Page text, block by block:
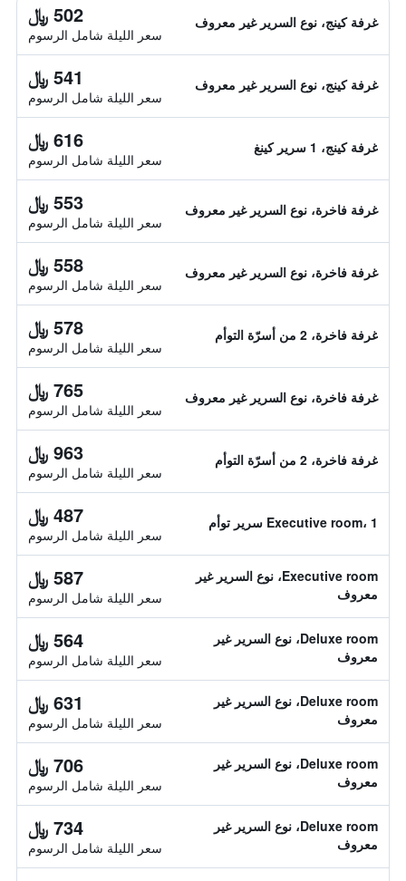
غرفة كينج، نوع السرير غير معروف 502 ﷼
سعر الليلة شامل الرسوم
غرفة كينج، نوع السرير غير معروف 541 ﷼
سعر الليلة شامل الرسوم
غرفة كينج، 1 سرير كينغ 616 ﷼
سعر الليلة شامل الرسوم
غرفة فاخرة، نوع السرير غير معروف 553 ﷼
سعر الليلة شامل الرسوم
غرفة فاخرة، نوع السرير غير معروف 558 ﷼
سعر الليلة شامل الرسوم
غرفة فاخرة، 2 من أسرّة التوأم 578 ﷼
سعر الليلة شامل الرسوم
غرفة فاخرة، نوع السرير غير معروف 765 ﷼
سعر الليلة شامل الرسوم
غرفة فاخرة، 2 من أسرّة التوأم 963 ﷼
سعر الليلة شامل الرسوم
Executive room، 1 سرير توأم 487 ﷼
سعر الليلة شامل الرسوم
Executive room، نوع السرير غير
معروف
587 ﷼
سعر الليلة شامل الرسوم
Deluxe room، نوع السرير غير
معروف
564 ﷼
سعر الليلة شامل الرسوم
Deluxe room، نوع السرير غير
معروف
631 ﷼
سعر الليلة شامل الرسوم
Deluxe room، نوع السرير غير
معروف
706 ﷼
سعر الليلة شامل الرسوم
Deluxe room، نوع السرير غير
معروف
734 ﷼
سعر الليلة شامل الرسوم